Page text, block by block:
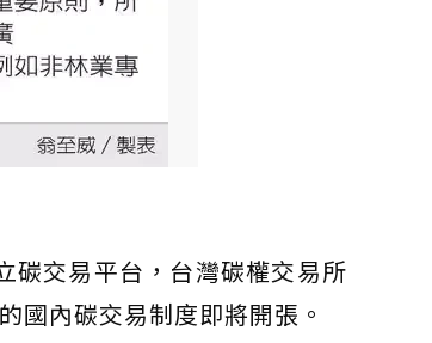
碳交易平台，台灣碳權交易所
國內碳交易制度即將開張。